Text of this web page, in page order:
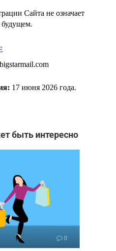
Сайта не означает
будущем.
17 июня 2026 года.
быть интересно
0